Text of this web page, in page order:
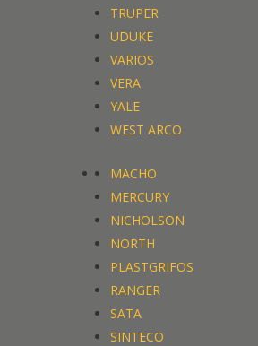
TRUPER
UDUKE
VARIOS
VERA
YALE
WEST ARCO
MACHO
MERCURY
NICHOLSON
NORTH
PLASTGRIFOS
RANGER
SATA
SINTECO